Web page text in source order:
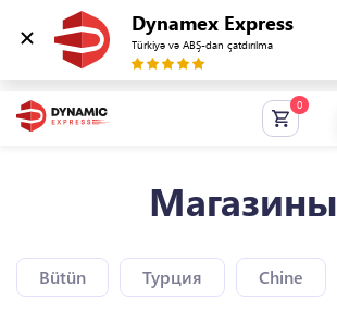
Dynamex Express
Türkiyə və ABŞ-dan çatdırılma
Магазины
Bütün Турция Chine